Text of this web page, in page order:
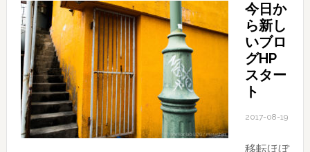
今日か
ら新し
いブロ
グHP
スター
ト
2017-08-19
移転ほぼ